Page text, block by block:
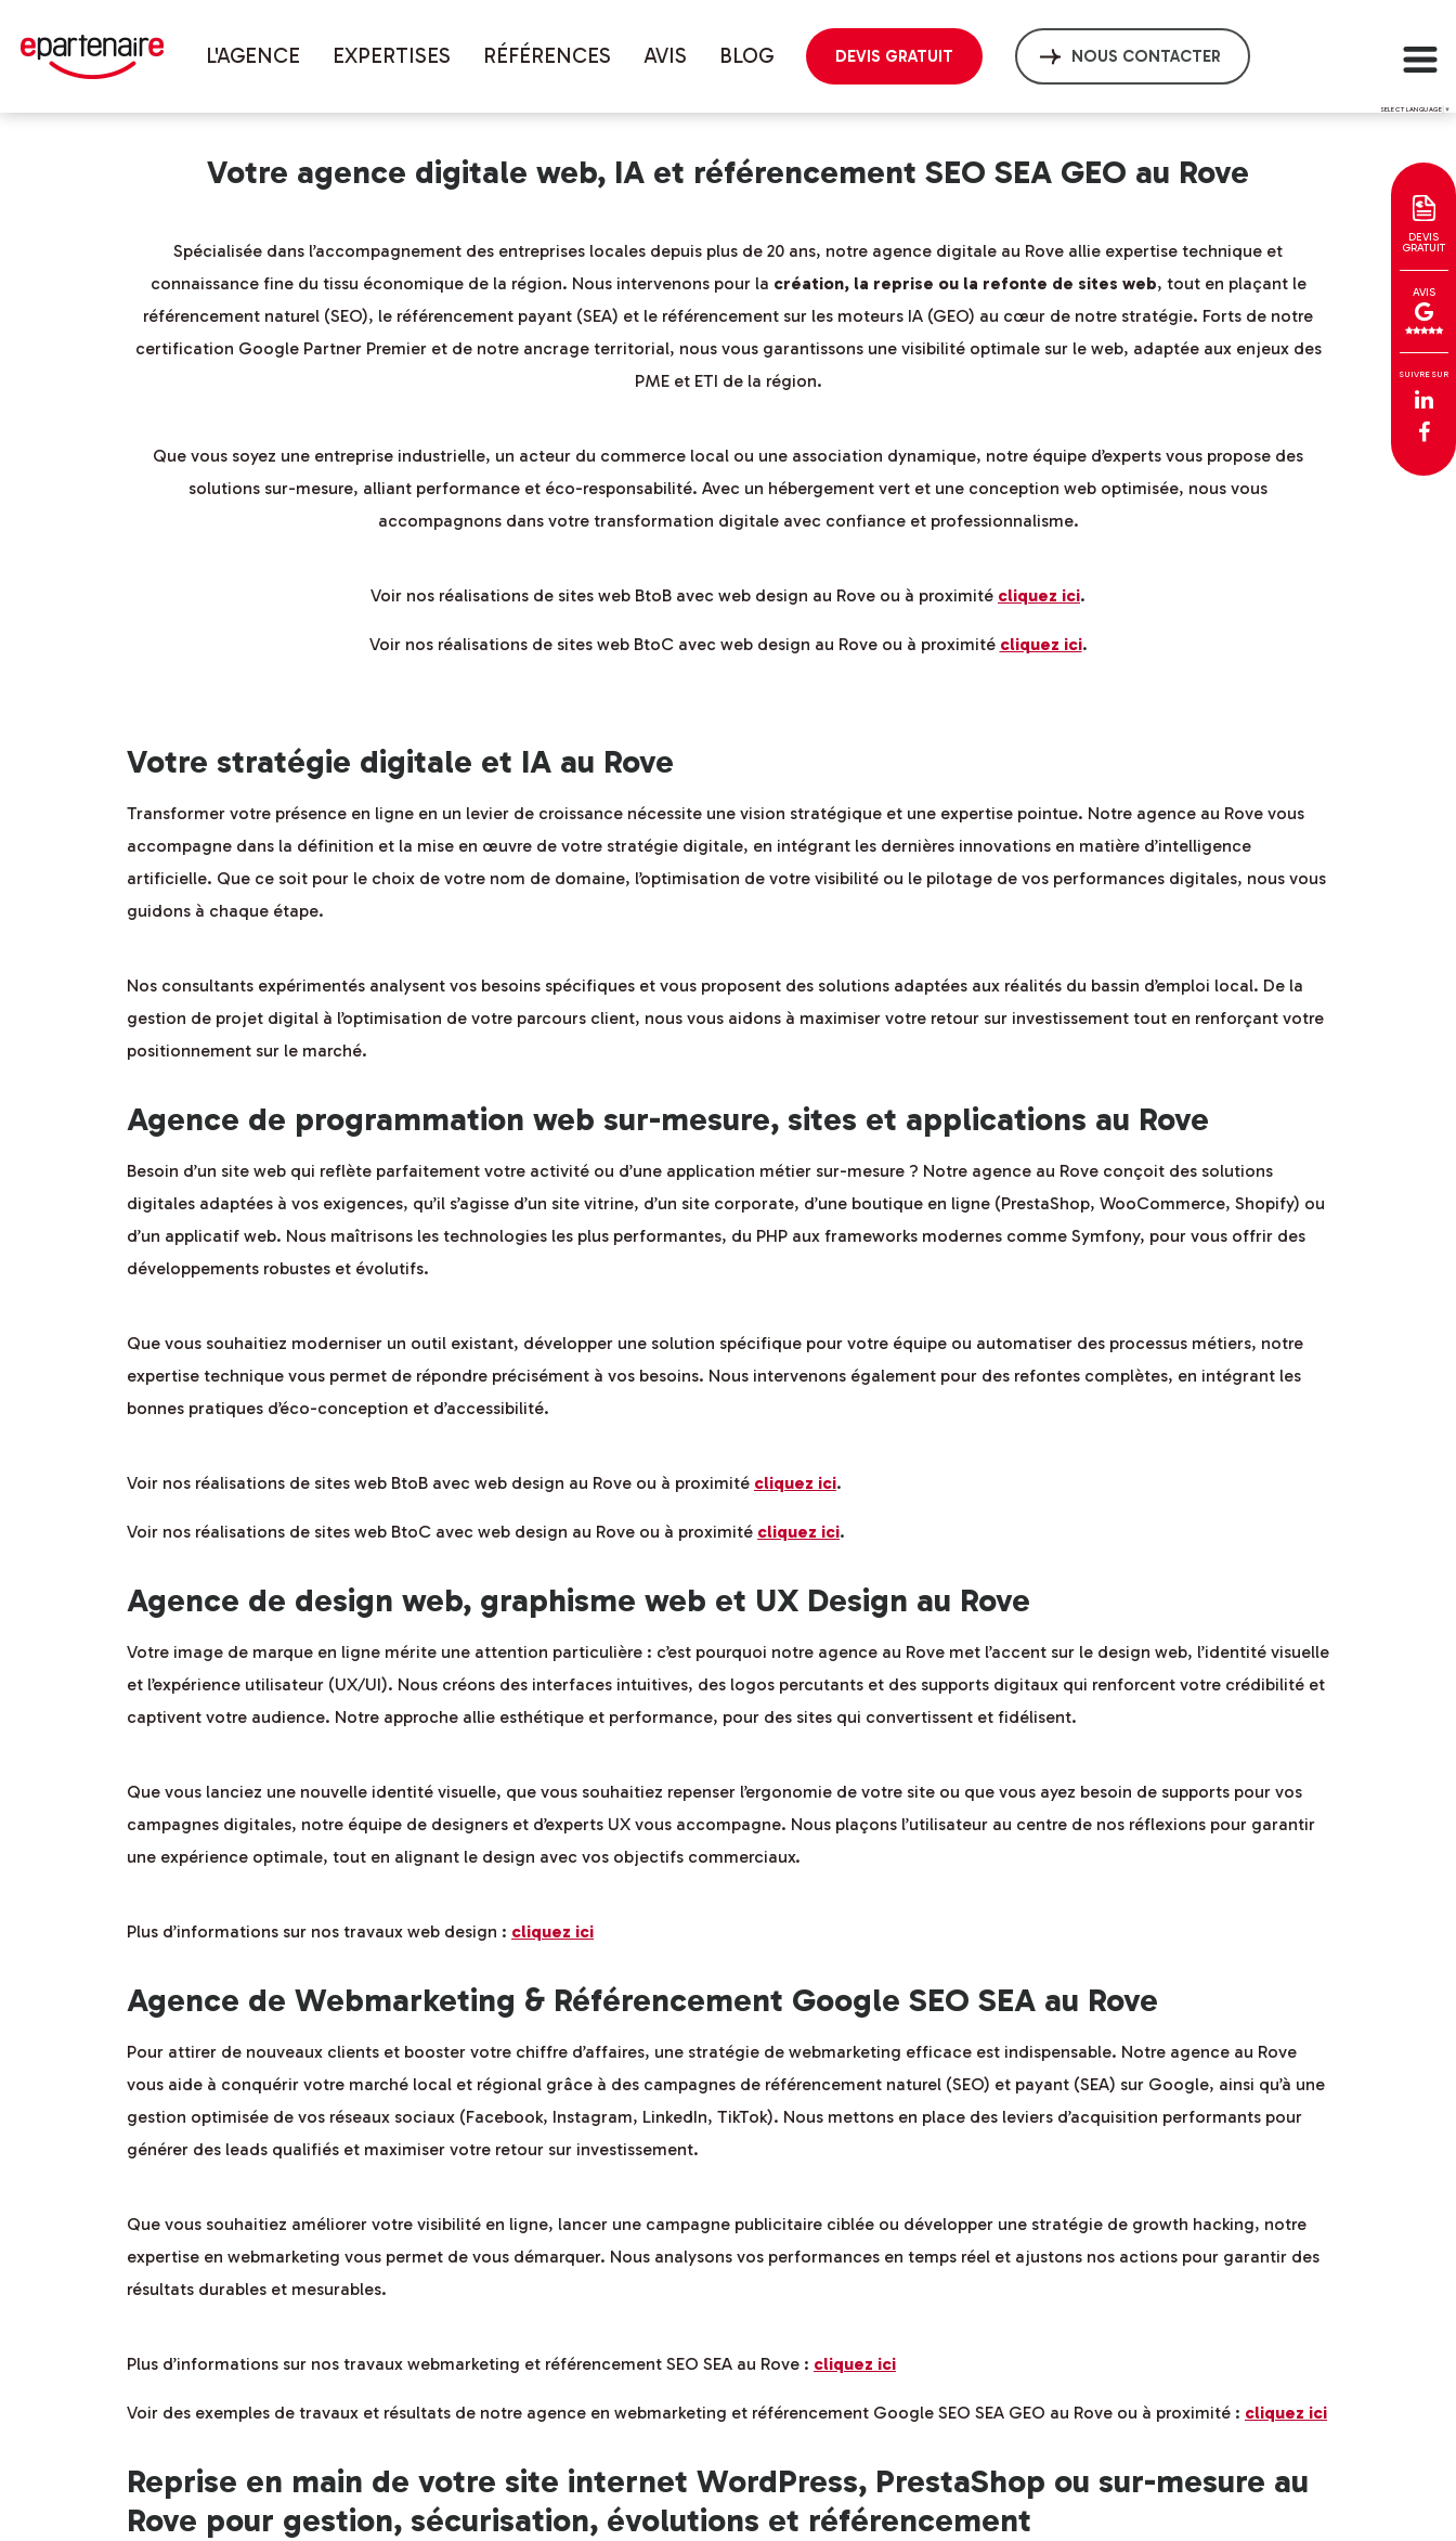
L'AGENCE EXPERTISES RÉFÉRENCES AVIS BLOG DEVIS GRATUIT NOUS CONTACTER
SELECT LANGUAGE ▼
DEVIS
GRATUIT
AVIS
SUIVRE SUR
Vous êtes ici : Accueil couverture géographique
Votre agence digitale web, IA et référencement SEO SEA GEO au Rove
Spécialisée dans l’accompagnement des entreprises locales depuis plus de 20 ans, notre agence digitale au Rove allie expertise technique et
connaissance fine du tissu économique de la région. Nous intervenons pour la création, la reprise ou la refonte de sites web, tout en plaçant le
référencement naturel (SEO), le référencement payant (SEA) et le référencement sur les moteurs IA (GEO) au cœur de notre stratégie. Forts de notre
certification Google Partner Premier et de notre ancrage territorial, nous vous garantissons une visibilité optimale sur le web, adaptée aux enjeux des
PME et ETI de la région.
Que vous soyez une entreprise industrielle, un acteur du commerce local ou une association dynamique, notre équipe d’experts vous propose des
solutions sur-mesure, alliant performance et éco-responsabilité. Avec un hébergement vert et une conception web optimisée, nous vous
accompagnons dans votre transformation digitale avec confiance et professionnalisme.
Voir nos réalisations de sites web BtoB avec web design au Rove ou à proximité cliquez ici.
Voir nos réalisations de sites web BtoC avec web design au Rove ou à proximité cliquez ici.
Votre stratégie digitale et IA au Rove
Transformer votre présence en ligne en un levier de croissance nécessite une vision stratégique et une expertise pointue. Notre agence au Rove vous
accompagne dans la définition et la mise en œuvre de votre stratégie digitale, en intégrant les dernières innovations en matière d’intelligence
artificielle. Que ce soit pour le choix de votre nom de domaine, l’optimisation de votre visibilité ou le pilotage de vos performances digitales, nous vous
guidons à chaque étape.
Nos consultants expérimentés analysent vos besoins spécifiques et vous proposent des solutions adaptées aux réalités du bassin d’emploi local. De la
gestion de projet digital à l’optimisation de votre parcours client, nous vous aidons à maximiser votre retour sur investissement tout en renforçant votre
positionnement sur le marché.
Agence de programmation web sur-mesure, sites et applications au Rove
Besoin d’un site web qui reflète parfaitement votre activité ou d’une application métier sur-mesure ? Notre agence au Rove conçoit des solutions
digitales adaptées à vos exigences, qu’il s’agisse d’un site vitrine, d’un site corporate, d’une boutique en ligne (PrestaShop, WooCommerce, Shopify) ou
d’un applicatif web. Nous maîtrisons les technologies les plus performantes, du PHP aux frameworks modernes comme Symfony, pour vous offrir des
développements robustes et évolutifs.
Que vous souhaitiez moderniser un outil existant, développer une solution spécifique pour votre équipe ou automatiser des processus métiers, notre
expertise technique vous permet de répondre précisément à vos besoins. Nous intervenons également pour des refontes complètes, en intégrant les
bonnes pratiques d’éco-conception et d’accessibilité.
Voir nos réalisations de sites web BtoB avec web design au Rove ou à proximité cliquez ici.
Voir nos réalisations de sites web BtoC avec web design au Rove ou à proximité cliquez ici.
Agence de design web, graphisme web et UX Design au Rove
Votre image de marque en ligne mérite une attention particulière : c’est pourquoi notre agence au Rove met l’accent sur le design web, l’identité visuelle
et l’expérience utilisateur (UX/UI). Nous créons des interfaces intuitives, des logos percutants et des supports digitaux qui renforcent votre crédibilité et
captivent votre audience. Notre approche allie esthétique et performance, pour des sites qui convertissent et fidélisent.
Que vous lanciez une nouvelle identité visuelle, que vous souhaitiez repenser l’ergonomie de votre site ou que vous ayez besoin de supports pour vos
campagnes digitales, notre équipe de designers et d’experts UX vous accompagne. Nous plaçons l’utilisateur au centre de nos réflexions pour garantir
une expérience optimale, tout en alignant le design avec vos objectifs commerciaux.
Plus d’informations sur nos travaux web design : cliquez ici
Agence de Webmarketing & Référencement Google SEO SEA au Rove
Pour attirer de nouveaux clients et booster votre chiffre d’affaires, une stratégie de webmarketing efficace est indispensable. Notre agence au Rove
vous aide à conquérir votre marché local et régional grâce à des campagnes de référencement naturel (SEO) et payant (SEA) sur Google, ainsi qu’à une
gestion optimisée de vos réseaux sociaux (Facebook, Instagram, LinkedIn, TikTok). Nous mettons en place des leviers d’acquisition performants pour
générer des leads qualifiés et maximiser votre retour sur investissement.
Que vous souhaitiez améliorer votre visibilité en ligne, lancer une campagne publicitaire ciblée ou développer une stratégie de growth hacking, notre
expertise en webmarketing vous permet de vous démarquer. Nous analysons vos performances en temps réel et ajustons nos actions pour garantir des
résultats durables et mesurables.
Plus d’informations sur nos travaux webmarketing et référencement SEO SEA au Rove : cliquez ici
Voir des exemples de travaux et résultats de notre agence en webmarketing et référencement Google SEO SEA GEO au Rove ou à proximité : cliquez ici
Reprise en main de votre site internet WordPress, PrestaShop ou sur-mesure au
Rove pour gestion, sécurisation, évolutions et référencement